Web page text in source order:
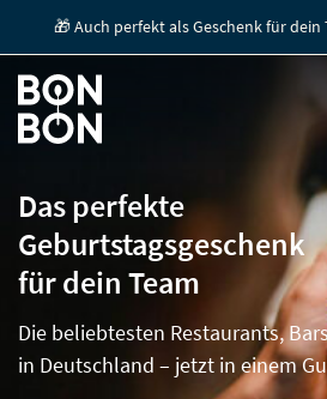
FÜR FIRMEN /
Unsere Gutscheine sind so vielfältig wie Ihr Team,
und sind das perfekte Mitarbeitergeschenk ...
... ZU ALLEN ANLÄSSEN
... FÜR GEBURTSTAGE UND JUBILÄEN
🎁 Auch perfekt als Geschenk für dein
Das perfekte
Geburtstagsgeschenk
für dein Team
Die beliebtesten Restaurants,
in Deutschland – jetzt in einem